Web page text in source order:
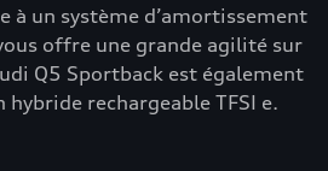
à un système d’amortissement
offre une grande agilité sur
Q5 Sportback est également
rechargeable TFSI e.